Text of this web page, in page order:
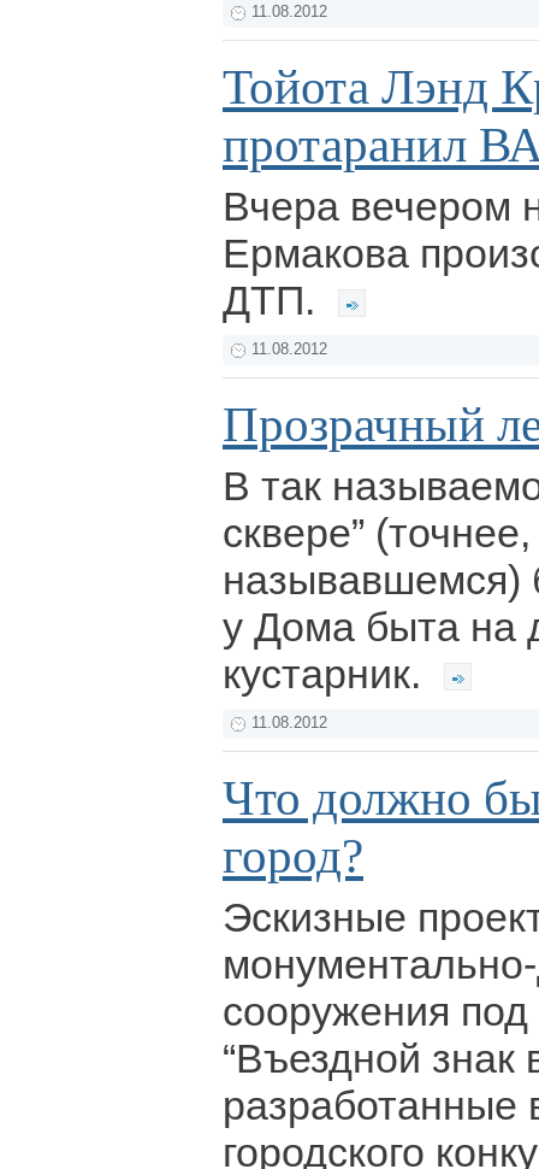
11.08.2012
Тойота Лэнд
протаранил
Вчера вечером
Ермакова
ДТП.
11.08.2012
Прозрачный
В так
сквере”
называвшемся)
у Дома быта на
кустарник.
11.08.2012
Что должно
город?
Эскизные
сооружения
“Въездной знак
разработанные
городского